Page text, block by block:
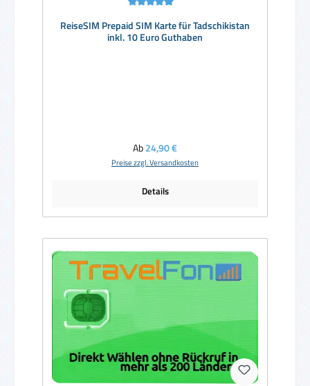
ReiseSIM Prepaid SIM Karte für Tadschikistan
inkl. 10 Euro Guthaben
Regulärer Preis:
Ab24,90 €
Preise zzgl. Versandkosten
Details